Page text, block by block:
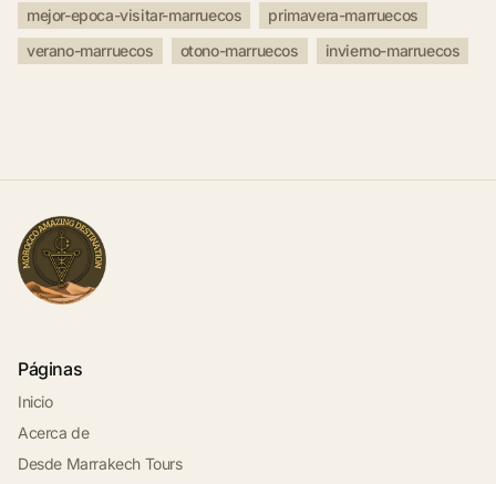
mejor-epoca-visitar-marruecos
primavera-marruecos
verano-marruecos
otono-marruecos invierno-marruecos
Páginas
Inicio
Acerca de
Desde Marrakech Tours